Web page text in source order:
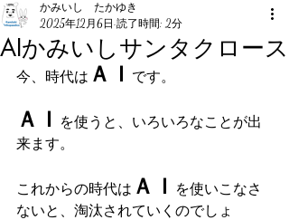
AIかみいしサンタクロース
かみいし たかゆき
2025年12月6日 読了時間: 2分
今、時代は ＡＩ です。
ＡＩ
を使うと、いろいろなことが出
来ます。
これからの時代は ＡＩ
を使いこなさ
ないと、淘汰されていくのでしょ